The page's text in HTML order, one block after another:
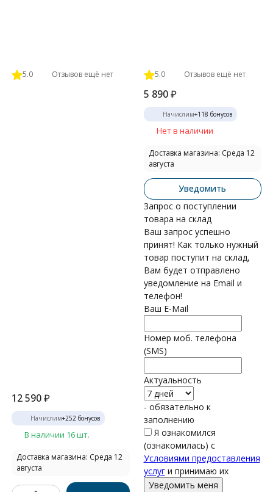
5.0 Отзывов ещё нет
12 590₽
Начислим+252 бонусов
В наличии 16 шт.
Доставка магазина: Среда 12
августа
5.0 Отзывов ещё нет
5 890 ₽
Начислим+118 бонусов
Нет в наличии
Доставка магазина: Среда 12
августа
Уведомить
Запрос о поступлении
товара на склад
Ваш запрос успешно
принят! Как только нужный
товар поступит на склад,
Вам будет отправлено
уведомление на Email и
телефон!
Ваш E-Mail
Номер моб. телефона
(SMS)
Актуальность
- обязательно к
заполнению
Я ознакомился
(ознакомилась) с
Условиями предоставления
услуги принимаю их